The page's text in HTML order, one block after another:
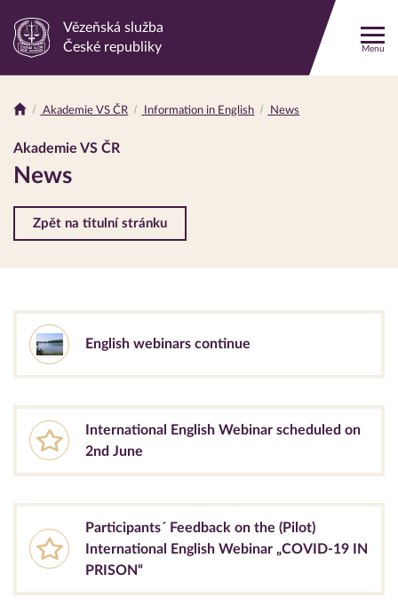
Odkaz
stránku
Vězeňská služba
České republiky
Menu
Drobečková
navigace
Akademie VS ČR Information in English News
Akademie VS ČR
News
Zpět na titulní stránku
English webinars continue
International English Webinar scheduled on
2nd June
Participants´ Feedback on the (Pilot)
International English Webinar „COVID-19 IN
PRISON“